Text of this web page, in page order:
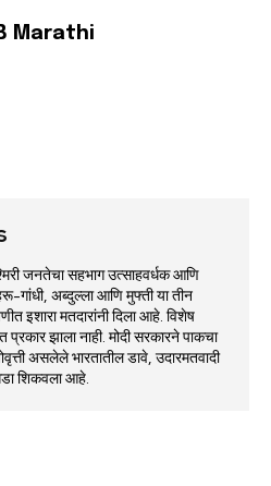
Marathi
जनतेचा सहभाग उत्साहवर्धक आणि
अब्दुल्ला आणि मुफ्ती या तीन
इशारा मतदारांनी दिला आहे. विशेष
झाला नाही. मोदी सरकारने पाकचा
असलेले भारतातील डावे, उदारमतवादी
शिकवला आहे.